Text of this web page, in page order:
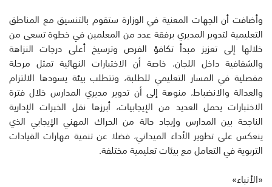
وأضافت أن الجهات المعنية في الوزارة ستقوم بالتنسيق مع المناطق
التعليمية لتدوير المديري برفقة عدد من المعلمين في خطوة تسعى من
خلالها إلى تعزيز مبدأ تكافؤ الفرص وترسيخ أعلى درجات النزاهة
والشفافية داخل اللجان، خاصة أن الاختبارات النهائية تمثل مرحلة
مفصلية في المسار التعليمي للطلبة، وتتطلب بيئة يسودها الالتزام
والعدالة والانضباط، منوهة إلى أن تدوير مديري المدارس خلال فترة
الاختبارات يحمل العديد من الإيجابيات، أبرزها نقل الخبرات الإدارية
الناجحة بين المدارس وإيجاد حالة من الحراك المهني الإيجابي الذي
ينعكس على تطوير الأداء الميداني، فضلا عن تنمية مهارات القيادات
التربوية في التعامل مع بيئات تعليمية مختلفة.
«الأنباء»